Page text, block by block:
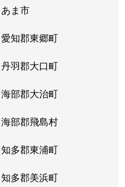
あま市
愛知郡東郷町
丹羽郡大口町
海部郡大治町
海部郡飛島村
知多郡東浦町
知多郡美浜町